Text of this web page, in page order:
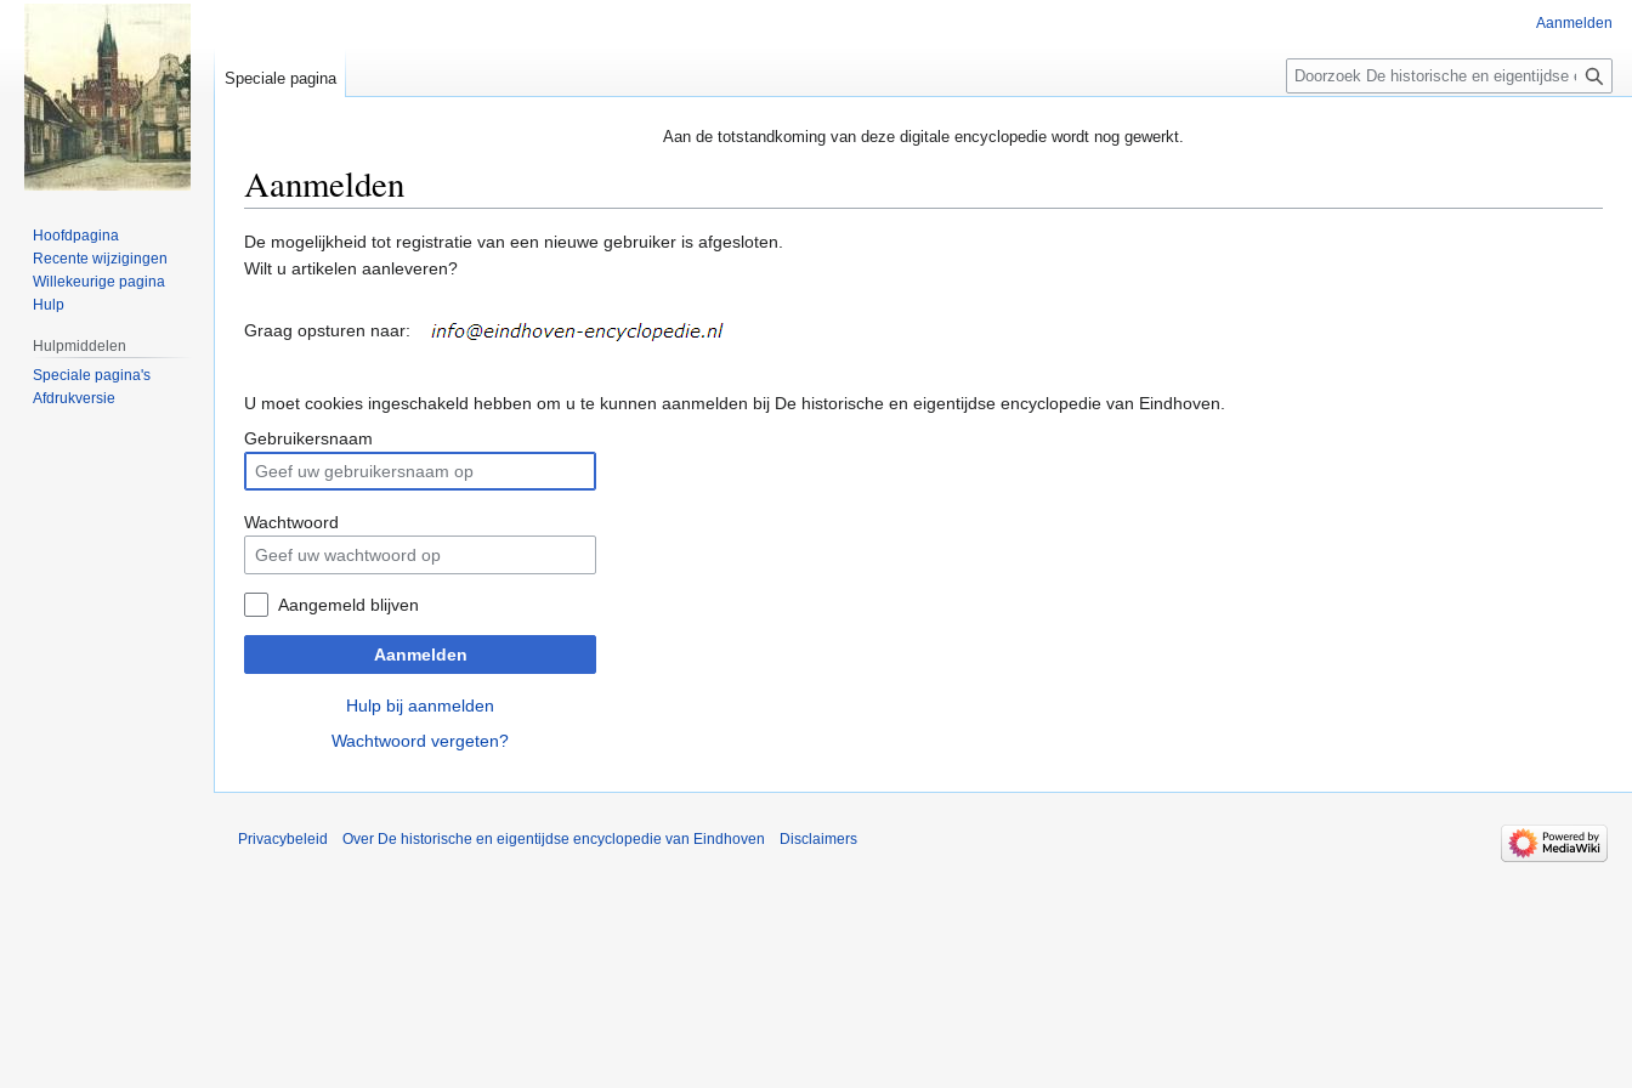
Aan de totstandkoming van deze digitale encyclopedie wordt nog gewerkt.
Aanmelden
Naar
navigatie
Naar
zoeken
De mogelijkheid tot registratie van een nieuwe gebruiker is afgesloten.
Wilt u artikelen aanleveren?
Graag opsturen naar:
U moet cookies ingeschakeld hebben om u te kunnen aanmelden bij De historische en eigentijdse encyclopedie van Eindhoven.
Gebruikersnaam
Wachtwoord
Aangemeld blijven
Aanmelden
Hulp bij aanmelden
Wachtwoord vergeten?
Aanmelden
Speciale pagina
Zoeken
Hoofdpagina
Recente wijzigingen
Willekeurige pagina
Hulp
Hulpmiddelen
Speciale pagina's
Afdrukversie
Privacybeleid Over De historische en eigentijdse encyclopedie van Eindhoven Disclaimers